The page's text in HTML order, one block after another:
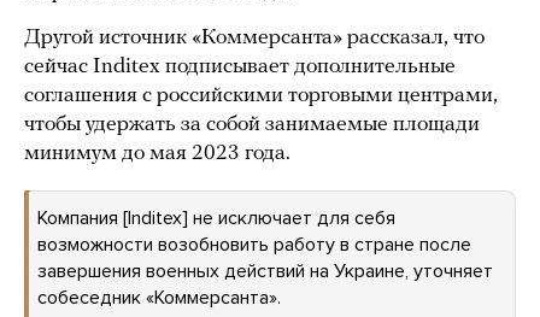
Другой источник «Коммерсанта» рассказал, что
сейчас Inditex подписывает дополнительные
соглашения с российскими торговыми центрами,
чтобы удержать за собой занимаемые площади
минимум до мая 2023 года.
Компания [Inditex] не исключает для себя
возможности возобновить работу в стране после
завершения военных действий на Украине, уточняет
собеседник «Коммерсанта».